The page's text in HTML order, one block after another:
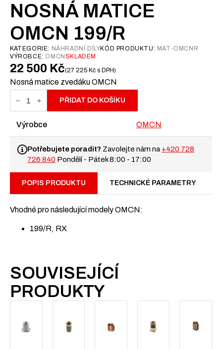
NOSNÁ MATICE
OMCN 199/R
KATEGORIE: NÁHRADNÍ DÍLYKÓD PRODUKTU: MAT-OMCNR
VÝROBCE: OMCN SKLADEM
22 500 Kč 27 225 Kč s DPH
Nosná matice zvedáku OMCN
Nosná
matice
OMCN
množství
PŘIDAT DO KOŠÍKU
Výrobce OMCN
Potřebujete poradit? Zavolejte nám na +420 728
726 840 Pondělí - Pátek 8:00 - 17:00
POPIS PRODUKTU TECHNICKÉ PARAMETRY
Vhodné pro následující modely OMCN:
199/R, RX
SOUVISEJÍCÍ
PRODUKTY